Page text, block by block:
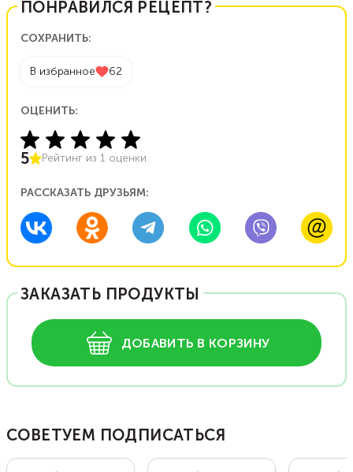
ПОНРАВИЛСЯ РЕЦЕПТ?
СОХРАНИТЬ:
В избранное 62
ОЦЕНИТЬ:
5 Рейтинг из 1 оценки
РАССКАЗАТЬ ДРУЗЬЯМ:
ЗАКАЗАТЬ ПРОДУКТЫ
ДОБАВИТЬ В КОРЗИНУ
СОВЕТУЕМ ПОДПИСАТЬСЯ